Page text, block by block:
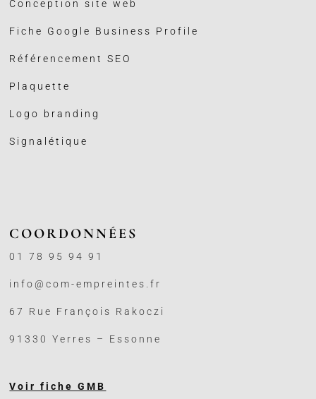
Conception site web
Fiche Google Business Profile
Référencement SEO
Plaquette
Logo branding
Signalétique
COORDONNÉES
01 78 95 94 91
info@com-empreintes.fr
67 Rue François Rakoczi
91330 Yerres – Essonne
Voir fiche GMB